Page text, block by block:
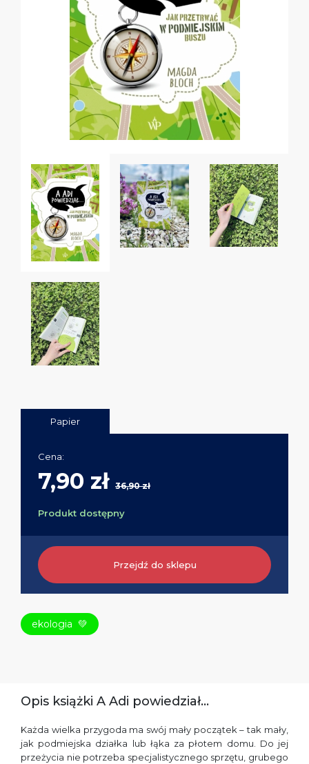
Papier
Cena:
7,90 zł 36,90 zł
Produkt dostępny
Przejdź do sklepu
ekologia 💚
Opis książki A Adi powiedział...
Każda wielka przygoda ma swój mały początek – tak mały,
jak podmiejska działka lub łąka za płotem domu. Do jej
przeżycia nie potrzeba specjalistycznego sprzętu, grubego